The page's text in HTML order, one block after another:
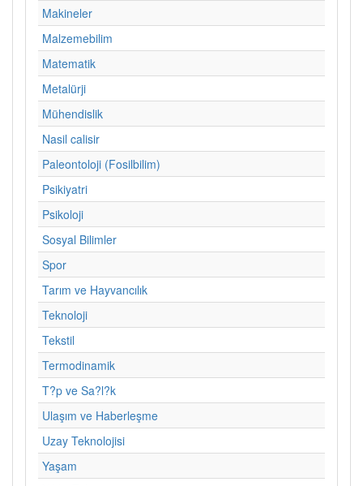
Makineler
Malzemebilim
Matematik
Metalürji
Mühendislik
Nasil calisir
Paleontoloji (Fosilbilim)
Psikiyatri
Psikoloji
Sosyal Bilimler
Spor
Tarım ve Hayvancılık
Teknoloji
Tekstil
Termodinamik
T?p ve Sa?l?k
Ulaşım ve Haberleşme
Uzay Teknolojisi
Yaşam